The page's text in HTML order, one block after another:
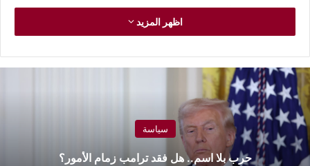
تطلعات شعوب المنطقة.
المجلس الأميركي : ندعو للوصول إلى حلول شاملة
ومستدامة لأزمات المنطقة
اظهر المزيد
سياسة
حرب بلا اسم.. هل فقد ترامب زمام الأمور؟